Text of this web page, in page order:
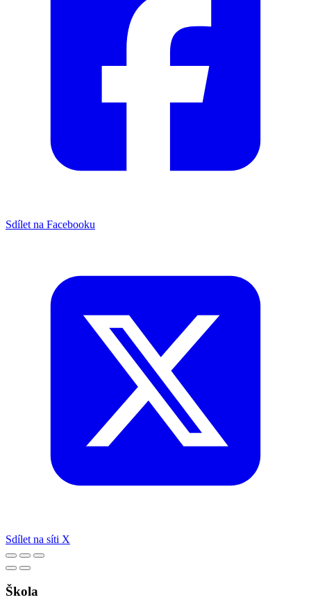
Sdílet na Facebooku
Sdílet na síti X
Škola